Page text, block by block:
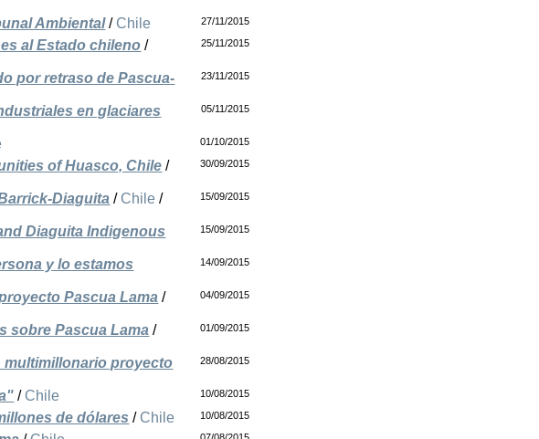
Ambiental/ Chile 27/11/2015
al Estado chileno /
25/11/2015
por retraso de Pascua-
23/11/2015
en glaciares
05/11/2015
01/10/2015
of Huasco, Chile /
30/09/2015
Diaguita / Chile /
15/09/2015
Diaguita Indigenous
15/09/2015
y lo estamos
14/09/2015
Pascua Lama /
04/09/2015
sobre Pascua Lama /
01/09/2015
multimillonario proyecto
28/08/2015
/ Chile 10/08/2015
de dólares / Chile 10/08/2015